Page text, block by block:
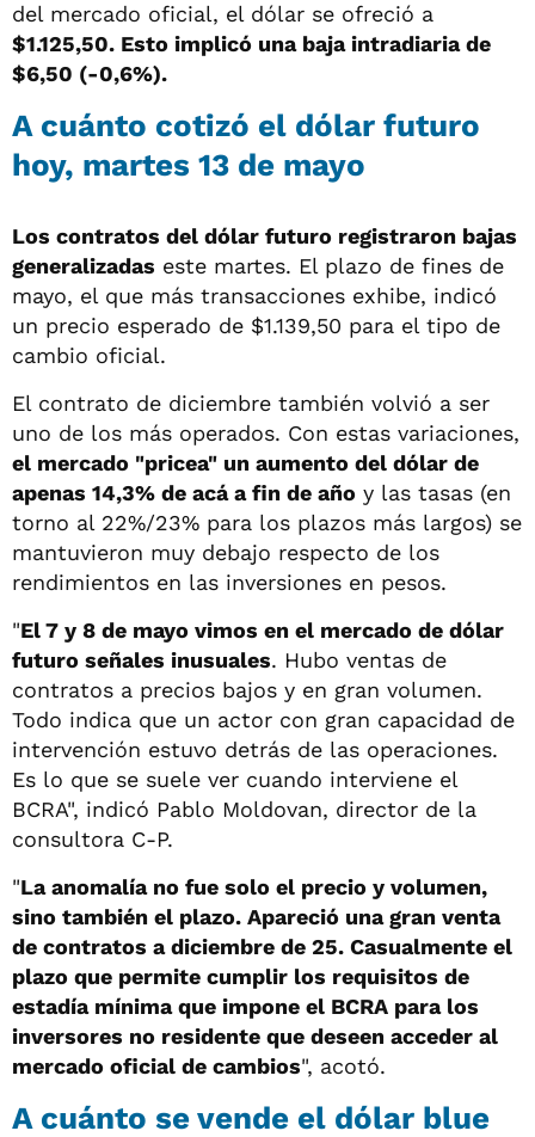
del mercado oficial, el dólar se ofreció a
$1.125,50. Esto implicó una baja intradiaria de
$6,50 (-0,6%).
A cuánto cotizó el dólar futuro
hoy, martes 13 de mayo
Los contratos del dólar futuro registraron bajas
generalizadas este martes. El plazo de fines de
mayo, el que más transacciones exhibe, indicó
un precio esperado de $1.139,50 para el tipo de
cambio oficial.
El contrato de diciembre también volvió a ser
uno de los más operados. Con estas variaciones,
el mercado "pricea" un aumento del dólar de
apenas 14,3% de acá a fin de año y las tasas (en
torno al 22%/23% para los plazos más largos) se
mantuvieron muy debajo respecto de los
rendimientos en las inversiones en pesos.
"El 7 y 8 de mayo vimos en el mercado de dólar
futuro señales inusuales. Hubo ventas de
contratos a precios bajos y en gran volumen.
Todo indica que un actor con gran capacidad de
intervención estuvo detrás de las operaciones.
Es lo que se suele ver cuando interviene el
BCRA", indicó Pablo Moldovan, director de la
consultora C-P.
"La anomalía no fue solo el precio y volumen,
sino también el plazo. Apareció una gran venta
de contratos a diciembre de 25. Casualmente el
plazo que permite cumplir los requisitos de
estadía mínima que impone el BCRA para los
inversores no residente que deseen acceder al
mercado oficial de cambios", acotó.
A cuánto se vende el dólar blue